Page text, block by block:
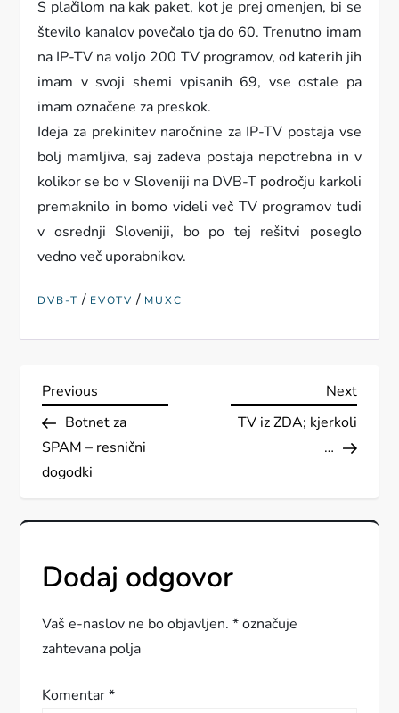
S plačilom na kak paket, kot je prej omenjen, bi se
število kanalov povečalo tja do 60. Trenutno imam
na IP-TV na voljo 200 TV programov, od katerih jih
imam v svoji shemi vpisanih 69, vse ostale pa
imam označene za preskok.
Ideja za prekinitev naročnine za IP-TV postaja vse
bolj mamljiva, saj zadeva postaja nepotrebna in v
kolikor se bo v Sloveniji na DVB-T področju karkoli
premaknilo in bomo videli več TV programov tudi
v osrednji Sloveniji, bo po tej rešitvi poseglo
vedno več uporabnikov.
DVB-T / EVOTV / MUXC
N
a
v
i
g
a
c
i
Previous
Post
Previous
Botnet za
SPAM – resnični
dogodki
Next
Post
Next
TV iz ZDA; kjerkoli
…
Dodaj odgovor
Vaš e-naslov ne bo objavljen. *označuje
zahtevana polja
Komentar*